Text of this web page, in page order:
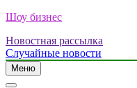
Шоу бизнес
Новостная рассылка
Случайные новости
Меню